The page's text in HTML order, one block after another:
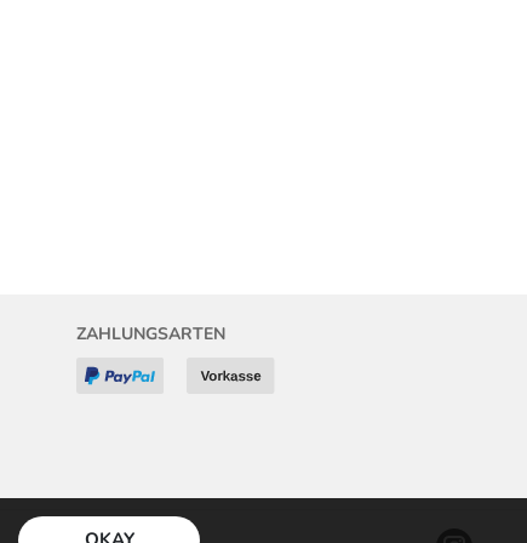
ZAHLUNGSARTEN